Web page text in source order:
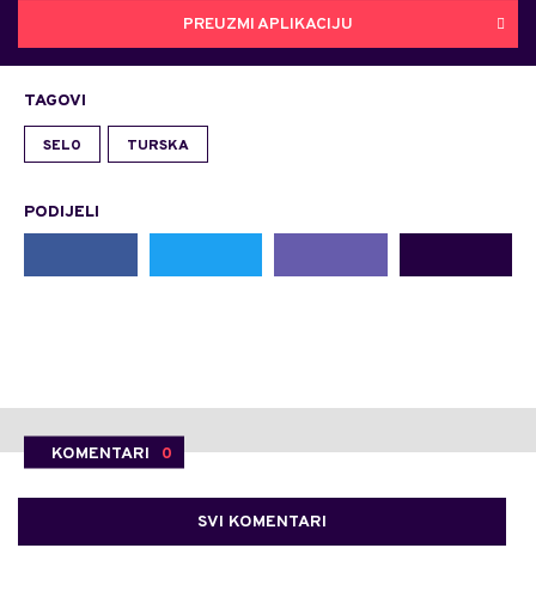
PREUZMI APLIKACIJU
TAGOVI
SELO TURSKA
PODIJELI
KOMENTARI 0
SVI KOMENTARI